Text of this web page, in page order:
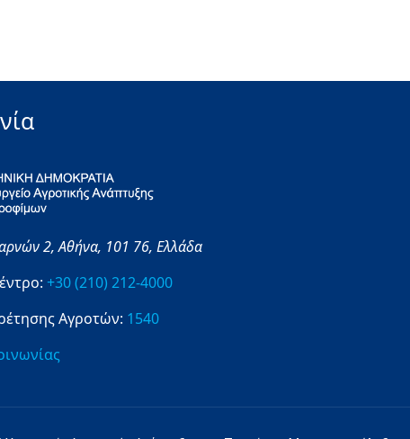
2,Αθήνα, 101 76, Ελλάδα
+30 (210) 212-4000
Αγροτών: 1540